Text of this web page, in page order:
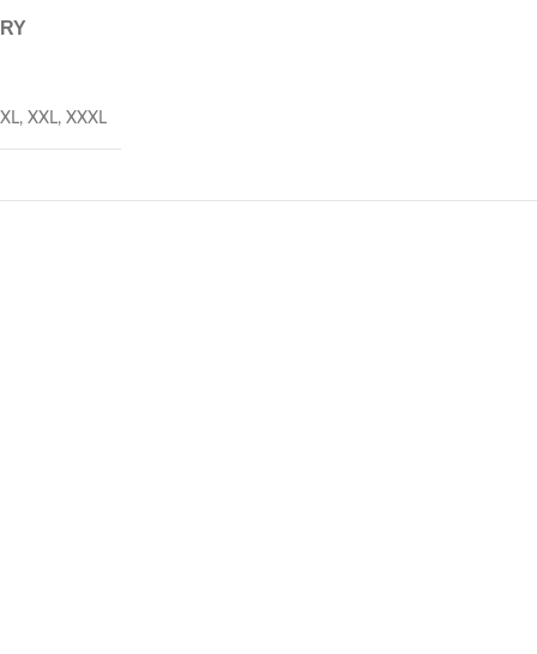
XL, XXL, XXXL